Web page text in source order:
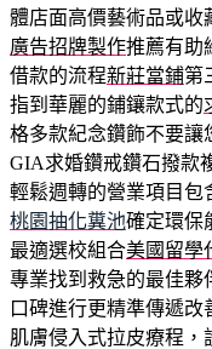
體店面高價藝術品或收
廣告招牌製作推薦有助
借款的流程新莊當鋪第
指到華麗的鋪鑲款式的
格多款紀念鑽飾不要讓
GIA求婚鑽戒鑽石撥款
輕鬆週轉的營業項目包
桃園抽化糞池確定環保
最適選校組合美國留學
專業找到救急的最佳夥
口碑進行更精準傳遞改
肌膚侵入式拉皮療程，